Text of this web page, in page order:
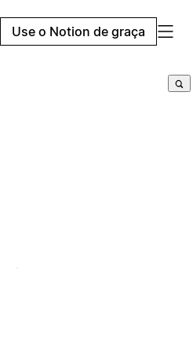
Use o Notion de graça